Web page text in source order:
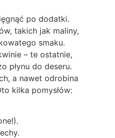
po dodatki.
takich jak maliny,
smaku.
– te ostatnie,
płynu do deseru.
a nawet odrobina
kilka pomysłów: